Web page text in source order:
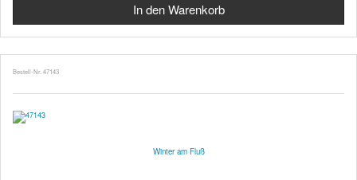
Bestell-Nr. 47143
Winter am Fluß